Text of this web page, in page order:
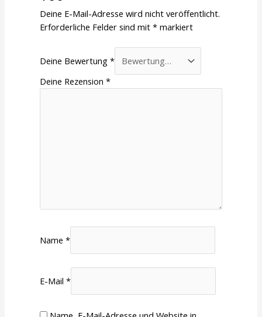
Deine E-Mail-Adresse wird nicht veröffentlicht.
Erforderliche Felder sind mit* markiert
Deine Bewertung*
Deine Rezension*
Name*
E-Mail*